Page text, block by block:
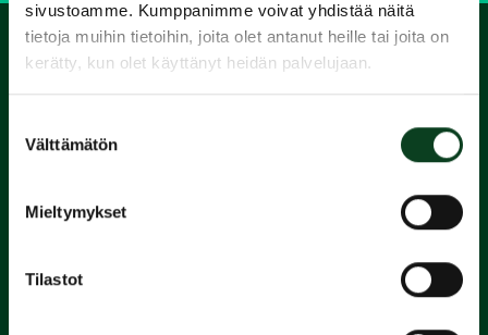
sivustoamme. Kumppanimme voivat yhdistää näitä
tietoja muihin tietoihin, joita olet antanut heille tai joita on
kerätty, kun olet käyttänyt heidän palvelujaan.
valinta
Välttämätön
Mieltymykset
Tilastot
1.
Varaa